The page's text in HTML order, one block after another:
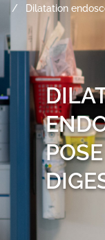
Dilatation